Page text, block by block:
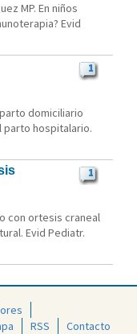
MP. En niños
Evid
1
domiciliario
parto hospitalario.
1
con ortesis craneal
Evid Pediatr.
RSS Contacto